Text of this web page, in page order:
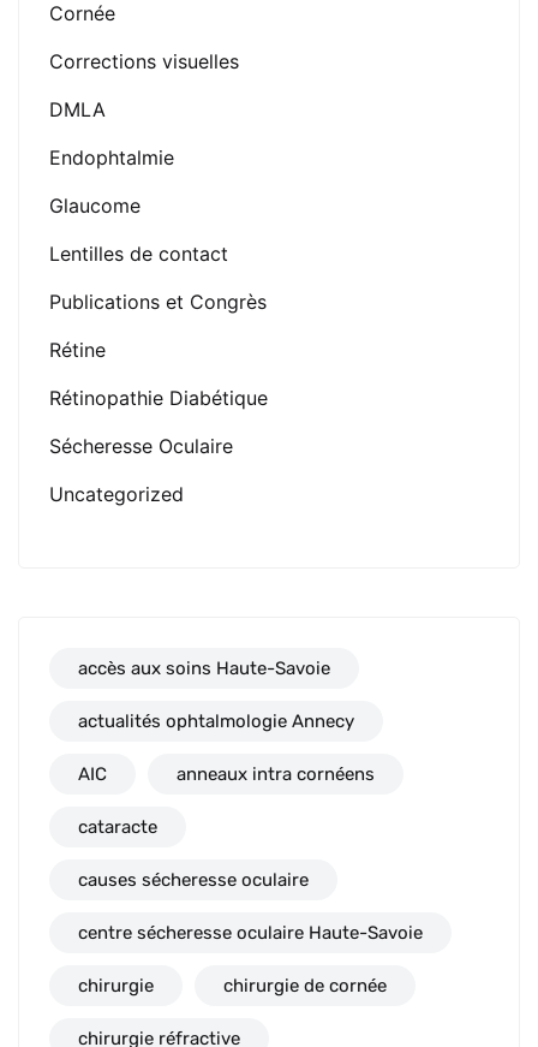
Cornée
Corrections visuelles
DMLA
Endophtalmie
Glaucome
Lentilles de contact
Publications et Congrès
Rétine
Rétinopathie Diabétique
Sécheresse Oculaire
Uncategorized
accès aux soins Haute-Savoie
actualités ophtalmologie Annecy
AIC anneaux intra cornéens
cataracte
causes sécheresse oculaire
centre sécheresse oculaire Haute-Savoie
chirurgie chirurgie de cornée
chirurgie réfractive